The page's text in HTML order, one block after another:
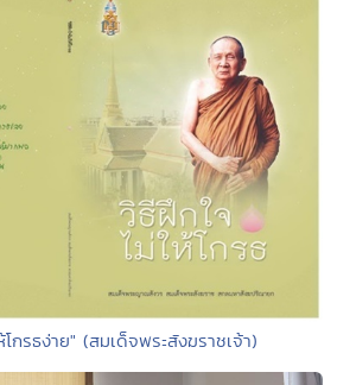
กรธง่าย" (สมเด็จพระสังฆราชเจ้า)